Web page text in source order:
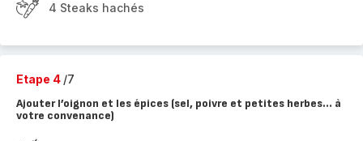
4 Steaks hachés
Etape 4 /7
Ajouter l’oignon et les épices (sel, poivre et petites herbes… à
votre convenance)